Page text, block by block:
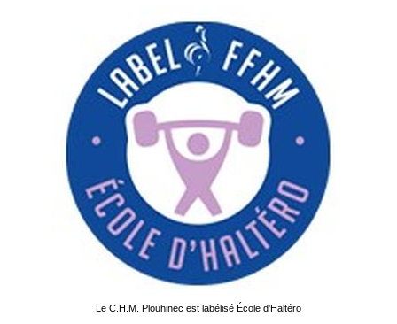
Le C.H.M. Plouhinec est labélisé École d'Haltéro